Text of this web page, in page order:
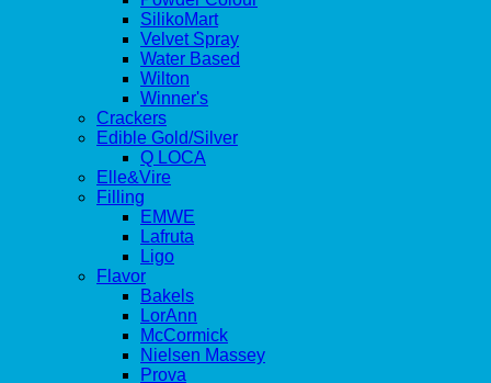
SilikoMart
Velvet Spray
Water Based
Wilton
Winner's
Crackers
Edible Gold/Silver
Q LOCA
Elle&Vire
Filling
EMWE
Lafruta
Ligo
Flavor
Bakels
LorAnn
McCormick
Nielsen Massey
Prova